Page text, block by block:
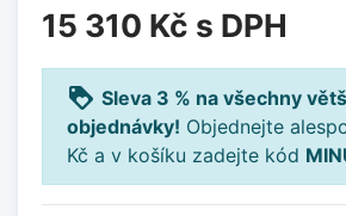
15 310 Kč s DPH
loyalty Sleva 3 % na všechny
objednávky! Objednejte
Kč a v košíku zadejte kód